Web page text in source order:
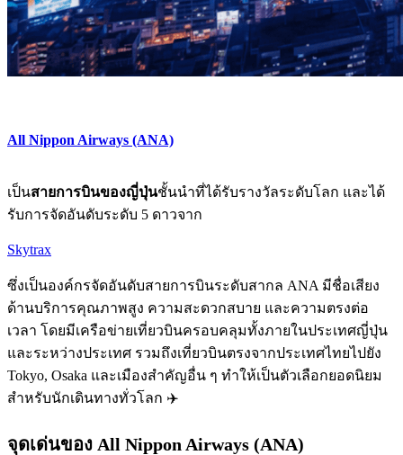
All Nippon Airways (ANA)
เป็นสายการบินของญี่ปุ่นชั้นนำที่ได้รับรางวัลระดับโลก และได้
รับการจัดอันดับระดับ 5 ดาวจาก
Skytrax
ซึ่งเป็นองค์กรจัดอันดับสายการบินระดับสากล ANA มีชื่อเสียง
ด้านบริการคุณภาพสูง ความสะดวกสบาย และความตรงต่อ
เวลา โดยมีเครือข่ายเที่ยวบินครอบคลุมทั้งภายในประเทศญี่ปุ่น
และระหว่างประเทศ รวมถึงเที่ยวบินตรงจากประเทศไทยไปยัง
Tokyo, Osaka และเมืองสำคัญอื่น ๆ ทำให้เป็นตัวเลือกยอดนิยม
สำหรับนักเดินทางทั่วโลก ✈️
จุดเด่นของ All Nippon Airways (ANA)